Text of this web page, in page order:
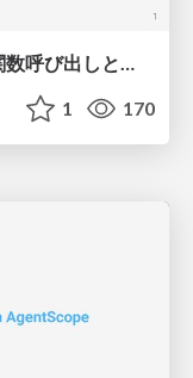
(論文読み)BigCodeBench: 多様な関数呼び出しと複雑な指示を用いたコード生成のベンチマーキング
1 170